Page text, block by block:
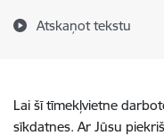
Atskaņot tekstu
Lai šī tīmekļvietne
sīkdatnes. Ar Jūsu